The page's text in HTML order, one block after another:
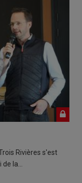
Rivières s'est
de la…